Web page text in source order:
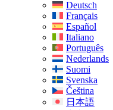
Deutsch
Français
Español
Italiano
Português
Nederlands
Suomi
Svenska
Čeština
日本語